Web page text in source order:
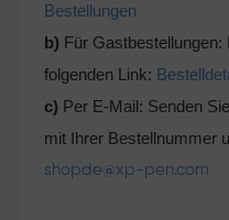
Bestellungen
b) Für Gastbestellungen:
folgenden Link:
c) Per E-Mail: Senden
mit Ihrer Bestellnummer
shopde@xp-pen.com